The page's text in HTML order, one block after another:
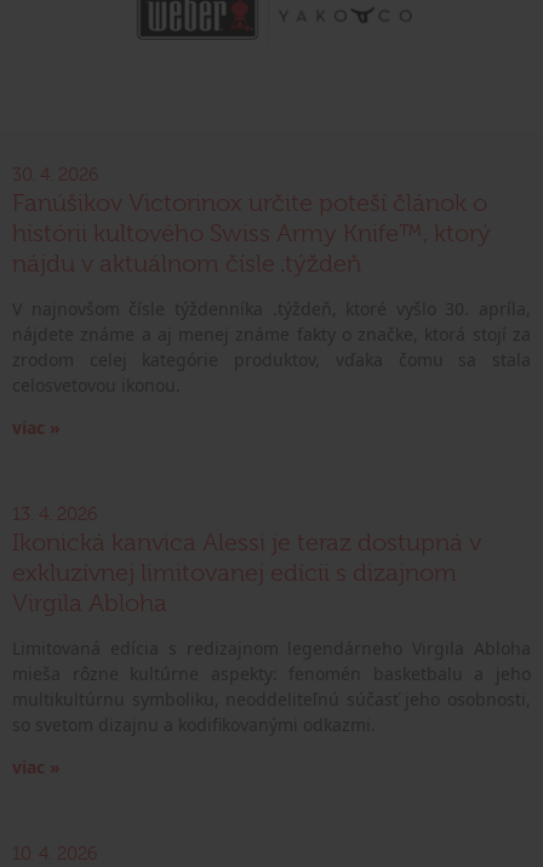
30. 4. 2026
Fanúšikov Victorinox určite poteší článok o
histórii kultového Swiss Army Knife™, ktorý
nájdu v aktuálnom čísle .týždeň
viac »
13. 4. 2026
Ikonická kanvica Alessi je teraz dostupná v
exkluzívnej limitovanej edícii s dizajnom
Virgila Abloha
viac »
10. 4. 2026